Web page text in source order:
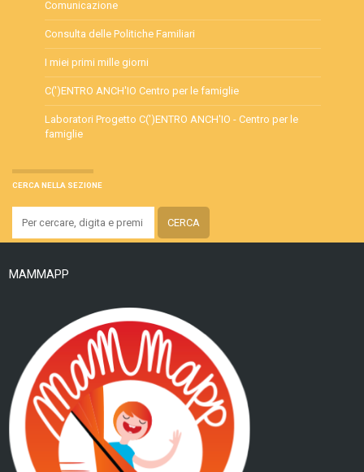
Comunicazione
Consulta delle Politiche Familiari
I miei primi mille giorni
C(')ENTRO ANCH'IO Centro per le famiglie
Laboratori Progetto C(')ENTRO ANCH'IO - Centro per le
famiglie
CERCA NELLA SEZIONE
MAMMAPP